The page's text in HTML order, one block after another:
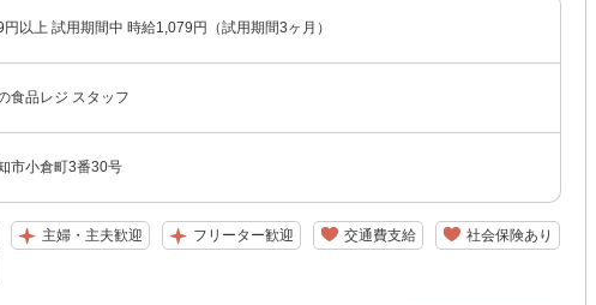
以上 試用期間中 時給1,079円（試用期間3ヶ月）
食品レジ スタッフ
市小倉町3番30号
主婦・主夫歓迎 フリーター歓迎 交通費支給 社会保険あり